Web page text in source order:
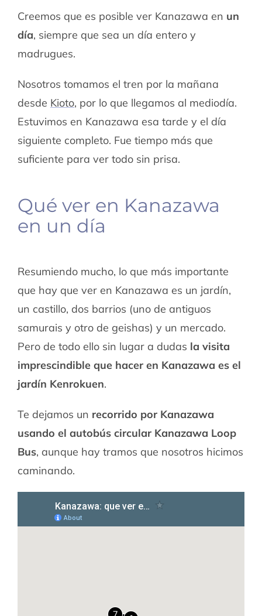
Creemos que es posible ver Kanazawa en un
día, siempre que sea un día entero y
madrugues.
Nosotros tomamos el tren por la mañana
desde Kioto, por lo que llegamos al mediodía.
Estuvimos en Kanazawa esa tarde y el día
siguiente completo. Fue tiempo más que
suficiente para ver todo sin prisa.
Qué ver en Kanazawa
en un día
Resumiendo mucho, lo que más importante
que hay que ver en Kanazawa es un jardín,
un castillo, dos barrios (uno de antiguos
samurais y otro de geishas) y un mercado.
Pero de todo ello sin lugar a dudas la visita
imprescindible que hacer en Kanazawa es el
jardín Kenrokuen.
Te dejamos un recorrido por Kanazawa
usando el autobús circular Kanazawa Loop
Bus, aunque hay tramos que nosotros hicimos
caminando.